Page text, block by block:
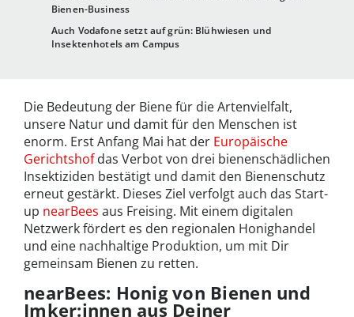
Bienen-Business
Auch Vodafone setzt auf grün: Blühwiesen und
Insektenhotels am Campus
Die Bedeutung der Biene für die Artenvielfalt,
unsere Natur und damit für den Menschen ist
enorm. Erst Anfang Mai hat der Europäische
Gerichtshofdas Verbot von drei bienenschädlichen
Insektiziden bestätigt und damit den Bienenschutz
erneut gestärkt. Dieses Ziel verfolgt auch das Start-
up nearBees aus Freising. Mit einem digitalen
Netzwerk fördert es den regionalen Honighandel
und eine nachhaltige Produktion, um mit Dir
gemeinsam Bienen zu retten.
nearBees: Honig von Bienen und
Imker:innen aus Deiner